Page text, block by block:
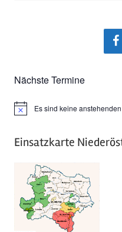
Nächste Termine
HinweisEs sind keine
Einsatzkarte